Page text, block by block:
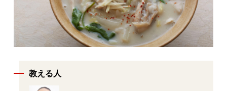
教える人